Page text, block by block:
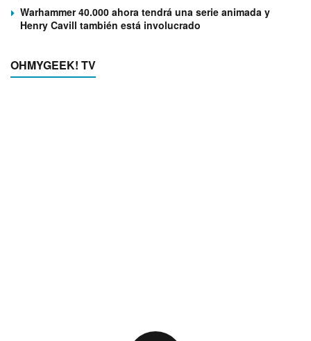
Warhammer 40.000 ahora tendrá una serie animada y
Henry Cavill también está involucrado
OHMYGEEK! TV